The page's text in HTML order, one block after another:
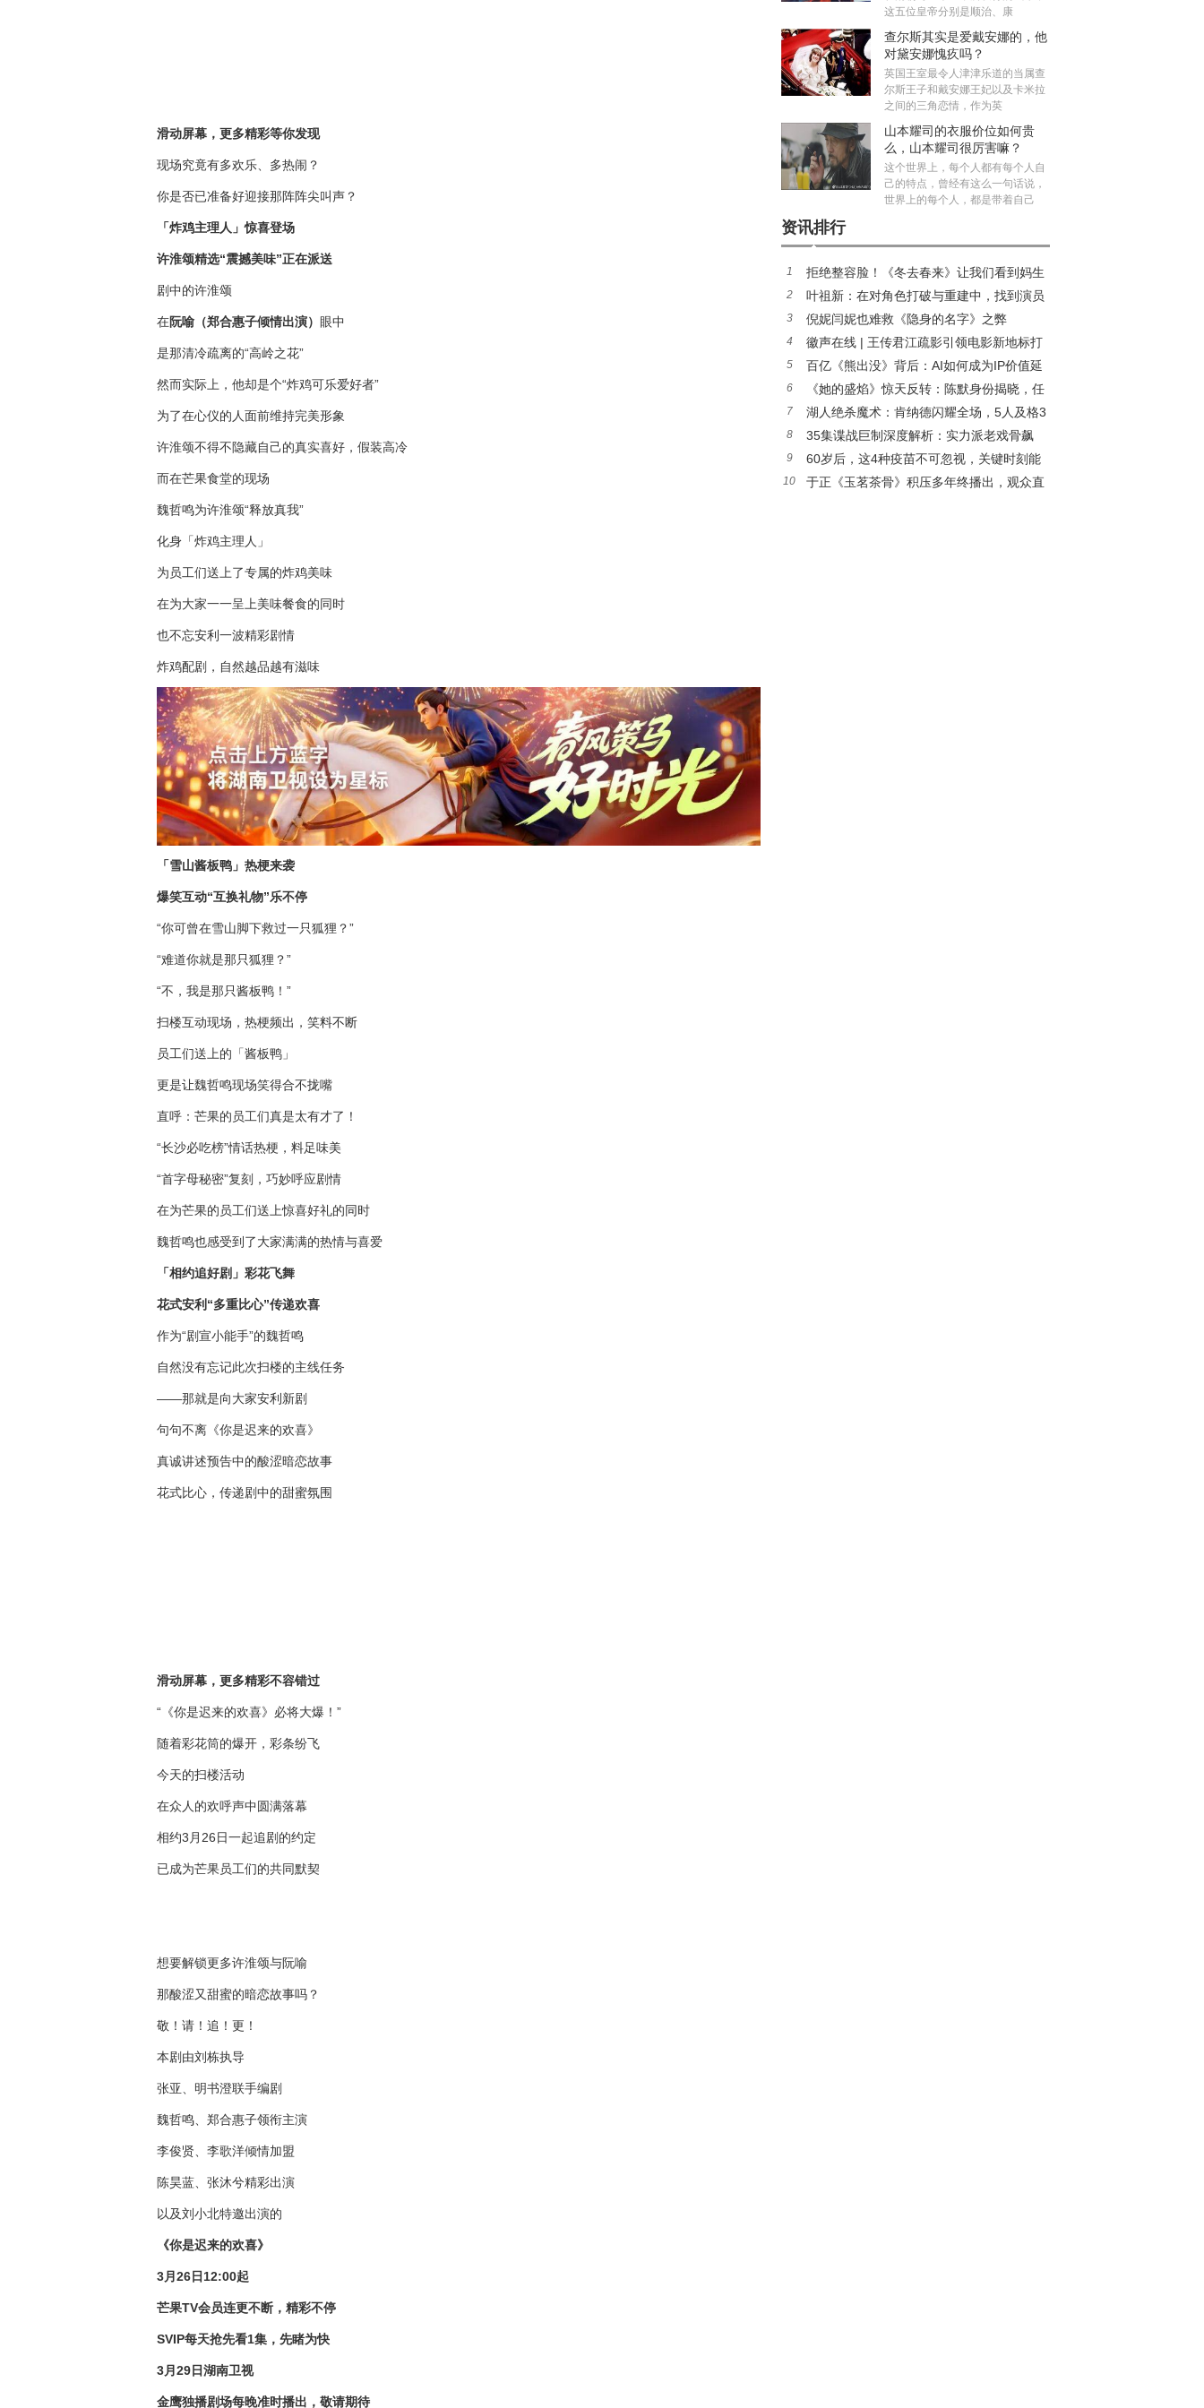
滑动屏幕，更多精彩等你发现
现场究竟有多欢乐、多热闹？
你是否已准备好迎接那阵阵尖叫声？
「炸鸡主理人」惊喜登场
许淮颂精选“震撼美味”正在派送
剧中的许淮颂
在阮喻（郑合惠子倾情出演） 眼中
是那清冷疏离的“高岭之花”
然而实际上，他却是个“炸鸡可乐爱好者”
为了在心仪的人面前维持完美形象
许淮颂不得不隐藏自己的真实喜好，假装高冷
而在芒果食堂的现场
魏哲鸣为许淮颂“释放真我”
化身「炸鸡主理人」
为员工们送上了专属的炸鸡美味
在为大家一一呈上美味餐食的同时
也不忘安利一波精彩剧情
炸鸡配剧，自然越品越有滋味
「雪山酱板鸭」热梗来袭
爆笑互动“互换礼物”乐不停
“你可曾在雪山脚下救过一只狐狸？”
“难道你就是那只狐狸？”
“不，我是那只酱板鸭！”
扫楼互动现场，热梗频出，笑料不断
员工们送上的「酱板鸭」
更是让魏哲鸣现场笑得合不拢嘴
直呼：芒果的员工们真是太有才了！
“长沙必吃榜”情话热梗，料足味美
“首字母秘密”复刻，巧妙呼应剧情
在为芒果的员工们送上惊喜好礼的同时
魏哲鸣也感受到了大家满满的热情与喜爱
「相约追好剧」彩花飞舞
花式安利“多重比心”传递欢喜
作为“剧宣小能手”的魏哲鸣
自然没有忘记此次扫楼的主线任务
——那就是向大家安利新剧
句句不离《你是迟来的欢喜》
真诚讲述预告中的酸涩暗恋故事
花式比心，传递剧中的甜蜜氛围
滑动屏幕，更多精彩不容错过
“《你是迟来的欢喜》必将大爆！”
随着彩花筒的爆开，彩条纷飞
今天的扫楼活动
在众人的欢呼声中圆满落幕
相约3月26日一起追剧的约定
已成为芒果员工们的共同默契
想要解锁更多许淮颂与阮喻
那酸涩又甜蜜的暗恋故事吗？
敬！请！追！更！
本剧由刘栋执导
张亚、明书澄联手编剧
魏哲鸣、郑合惠子领衔主演
李俊贤、李歌洋倾情加盟
陈昊蓝、张沐兮精彩出演
以及刘小北特邀出演的
《你是迟来的欢喜》
3月26日12:00起
芒果TV会员连更不断，精彩不停
SVIP每天抢先看1集，先睹为快
3月29日湖南卫视
金鹰独播剧场每晚准时播出，敬请期待
这五位皇帝分别是顺治、康
查尔斯其实是爱戴安娜的，他
对黛安娜愧疚吗？
英国王室最令人津津乐道的当属查
尔斯王子和戴安娜王妃以及卡米拉
之间的三角恋情，作为英
山本耀司的衣服价位如何贵
么，山本耀司很厉害嘛？
这个世界上，每个人都有每个人自
己的特点，曾经有这么一句话说，
世界上的每个人，都是带着自己
资讯排行
1
拒绝整容脸！《冬去春来》让我们看到妈生
脸在年代剧中的高级魅力
2
叶祖新：在对角色打破与重建中，找到演员
的质感丨对话
3 倪妮闫妮也难救《隐身的名字》之弊
4
徽声在线 | 王传君江疏影引领电影新地标打
卡热潮
5
百亿《熊出没》背后：AI如何成为IP价值延
伸的“放大器”?
6
《她的盛焰》惊天反转：陈默身份揭晓，任
静投靠饶雨瓷竟藏十年布局
7
湖人绝杀魔术：肯纳德闪耀全场，5人及格3
人低迷
8
35集谍战巨制深度解析：实力派老戏骨飙
戏，这部剧让人直呼过瘾
9
60岁后，这4种疫苗不可忽视，关键时刻能
救命！
10
于正《玉茗茶骨》积压多年终播出，观众直